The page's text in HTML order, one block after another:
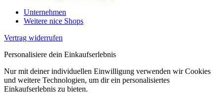
Unternehmen
Weitere nice Shops
Vertrag widerrufen
Personalisiere dein Einkaufserlebnis
Nur mit deiner individuellen Einwilligung verwenden wir Cookies
und weitere Technologien, um dir ein personalisiertes
Einkaufserlebnis zu bieten.